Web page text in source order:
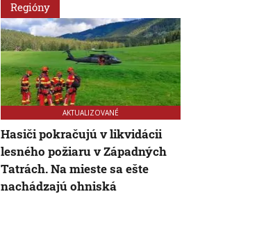
Regióny
AKTUALIZOVANÉ
Hasiči pokračujú v likvidácii
lesného požiaru v Západných
Tatrách. Na mieste sa ešte
nachádzajú ohniská